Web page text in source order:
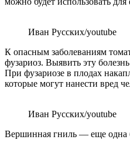
Иван Русских/youtube
К опасным заболеваниям
фузариоз. Выявить эту
При фузариозе в плодах
которые могут нанести вред
Иван Русских/youtube
Вершинная гниль — еще одна